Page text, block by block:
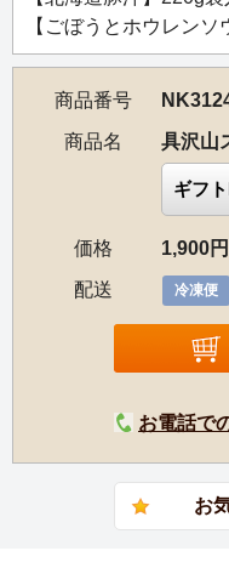
【ごぼうとホウレン
商品番号
商品名
具沢山
価格
1,900円
配送
冷凍便
お電話で